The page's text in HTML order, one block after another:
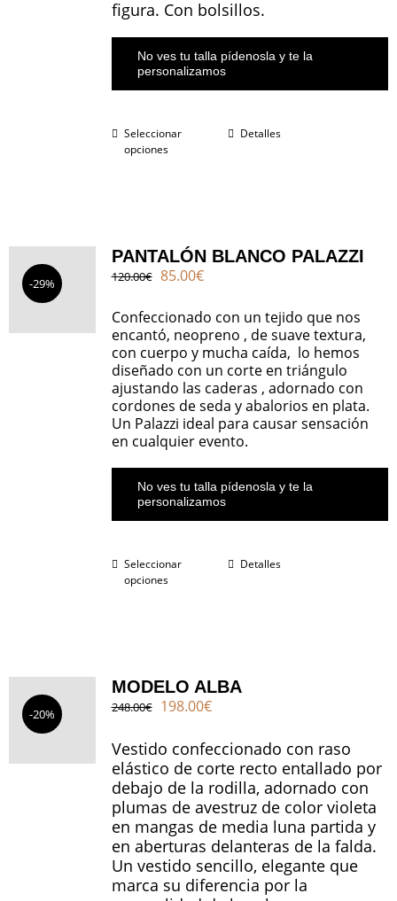
figura. Con bolsillos.
No ves tu talla pídenosla y te la
personalizamos
Seleccionar
opciones
Detalles
-29%
PANTALÓN BLANCO PALAZZI
120.00€ El
original
era:
120.00€.
85.00€El
actual
es:
85.00€.
Confeccionado con un tejido que nos
encantó, neopreno , de suave textura,
con cuerpo y mucha caída, lo hemos
diseñado con un corte en triángulo
ajustando las caderas , adornado con
cordones de seda y abalorios en plata.
Un Palazzi ideal para causar sensación
en cualquier evento.
No ves tu talla pídenosla y te la
personalizamos
Seleccionar
opciones
Detalles
-20%
MODELO ALBA
248.00€ El
original
era:
248.00€.
198.00€El
actual
es:
198.00€.
Vestido confeccionado con raso
elástico de corte recto entallado por
debajo de la rodilla, adornado con
plumas de avestruz de color violeta
en mangas de media luna partida y
en aberturas delanteras de la falda.
Un vestido sencillo, elegante que
marca su diferencia por la